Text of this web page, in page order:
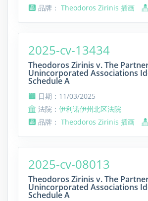
品牌： Theodoros Zirinis 插画
2025-cv-13434
Theodoros Zirinis v. The
Unincorporated Associations
Schedule A
日期：11/03/2025
法院： 伊利诺伊州北区法院
品牌： Theodoros Zirinis 插画
2025-cv-08013
Theodoros Zirinis v. The
Unincorporated Associations
Schedule A